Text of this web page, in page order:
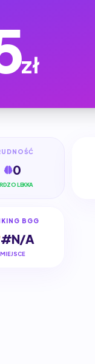
zł
0
LEKKA
BGG
#N/A
MIEJSCE